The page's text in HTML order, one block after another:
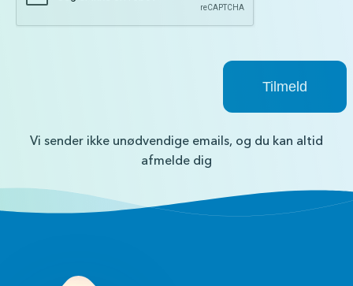
Vi sender ikke unødvendige emails, og du kan altid
afmelde dig